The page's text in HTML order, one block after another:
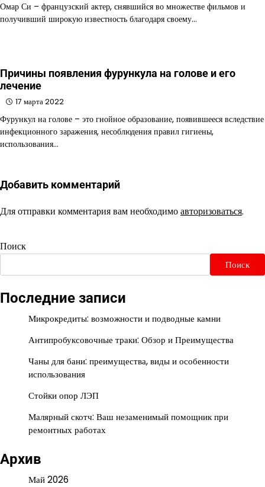
Омар Си – французский актер, снявшийся во множестве фильмов и
получивший широкую известность благодаря своему…
Причины появления фурункула на голове и его
лечение
17 марта 2022
Фурункул на голове – это гнойное образование, появившееся вследствие
инфекционного заражения, несоблюдения правил гигиены,
использования…
Добавить комментарий
Для отправки комментария вам необходимоавторизоваться.
Поиск
Поиск
Последние записи
Микрокредиты: возможности и подводные камни
Антипробуксовочные траки: Обзор и Преимущества
Чаны для бани: преимущества, виды и особенности
использования
Стойки опор ЛЭП
Малярный скотч: Ваш незаменимый помощник при
ремонтных работах
Архив
Май 2026